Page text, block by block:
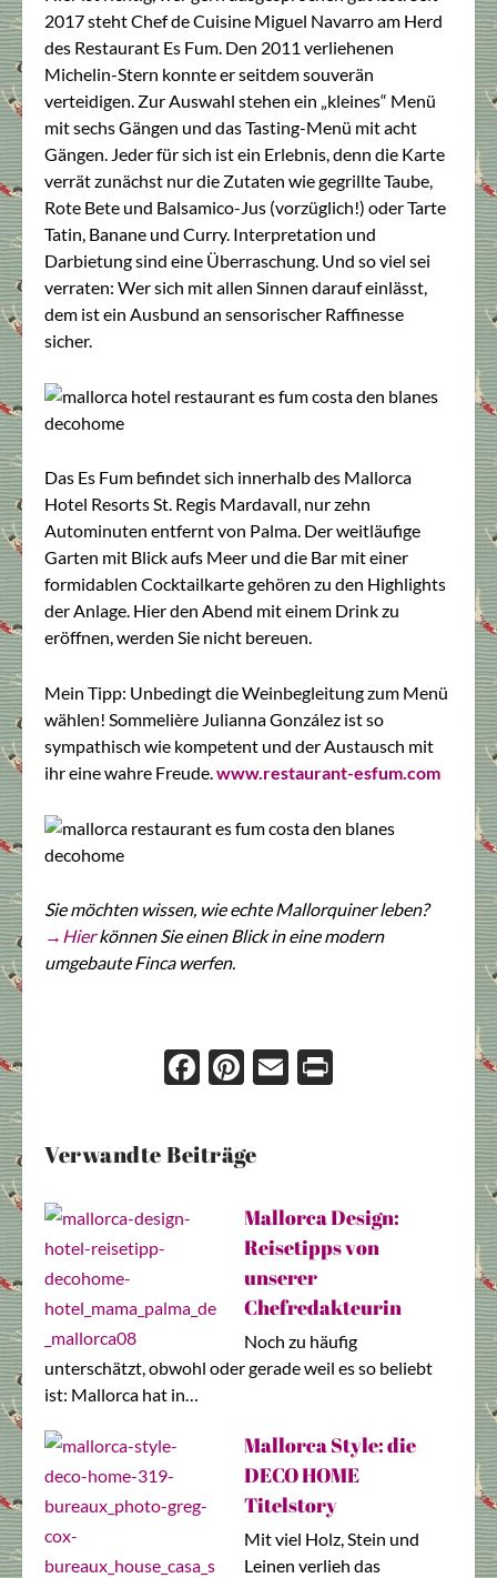
2017 steht Chef de Cuisine Miguel Navarro am Herd
des Restaurant Es Fum. Den 2011 verliehenen
Michelin-Stern konnte er seitdem souverän
verteidigen. Zur Auswahl stehen ein „kleines“ Menü
mit sechs Gängen und das Tasting-Menü mit acht
Gängen. Jeder für sich ist ein Erlebnis, denn die Karte
verrät zunächst nur die Zutaten wie gegrillte Taube,
Rote Bete und Balsamico-Jus (vorzüglich!) oder Tarte
Tatin, Banane und Curry. Interpretation und
Darbietung sind eine Überraschung. Und so viel sei
verraten: Wer sich mit allen Sinnen darauf einlässt,
dem ist ein Ausbund an sensorischer Raffinesse
sicher.
Das Es Fum befindet sich innerhalb des Mallorca
Hotel Resorts St. Regis Mardavall, nur zehn
Autominuten entfernt von Palma. Der weitläufige
Garten mit Blick aufs Meer und die Bar mit einer
formidablen Cocktailkarte gehören zu den Highlights
der Anlage. Hier den Abend mit einem Drink zu
eröffnen, werden Sie nicht bereuen.
Mein Tipp: Unbedingt die Weinbegleitung zum Menü
wählen! Sommelière Julianna González ist so
sympathisch wie kompetent und der Austausch mit
ihr eine wahre Freude.www.restaurant-esfum.com
Sie möchten wissen, wie echte Mallorquiner leben?
→Hierkönnen Sie einen Blick in eine modern
umgebaute Finca werfen.
Face
Pint
Ema
Verwandte Beiträge
Mallorca Design:
Reisetipps von
unserer
Chefredakteurin
Noch zu häufig
unterschätzt, obwohl oder gerade weil es so beliebt
ist: Mallorca hat in…
Mallorca Style: die
DECO HOME
Titelstory
Mit viel Holz, Stein und
Leinen verlieh das